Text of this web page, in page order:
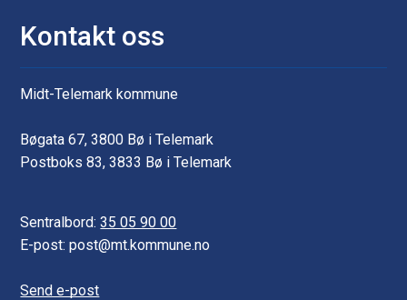
Kontakt oss
Midt-Telemark kommune
Bøgata 67, 3800 Bø i Telemark
Postboks 83, 3833 Bø i Telemark
Sentralbord:35 05 90 00
E-post: post@mt.kommune.no
Send e-post